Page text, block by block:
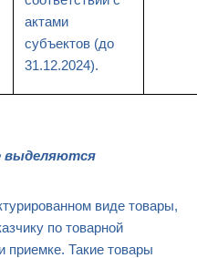
актами
субъектов (до
31.12.2024).
выделяются
виде товары,
по товарной
приемке. Такие товары